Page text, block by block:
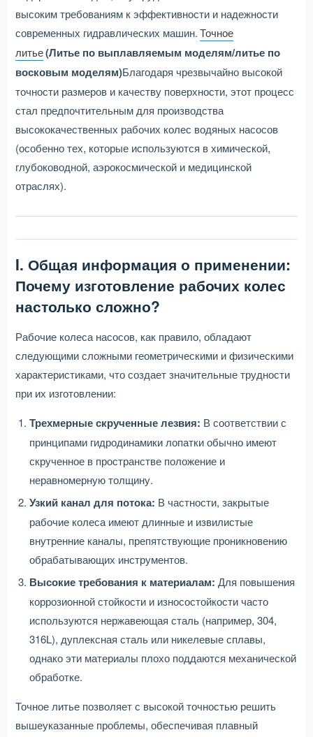
высоким требованиям к эффективности и надежности
современных гидравлических машин.Точное
литье(Литье по выплавляемым моделям/литье по
восковым моделям)Благодаря чрезвычайно высокой
точности размеров и качеству поверхности, этот процесс
стал предпочтительным для производства
высококачественных рабочих колес водяных насосов
(особенно тех, которые используются в химической,
глубоководной, аэрокосмической и медицинской
отраслях).
I. Общая информация о применении:
Почему изготовление рабочих колес
настолько сложно?
Рабочие колеса насосов, как правило, обладают
следующими сложными геометрическими и физическими
характеристиками, что создает значительные трудности
при их изготовлении:
Трехмерные скрученные лезвия: В соответствии с
принципами гидродинамики лопатки обычно имеют
скрученное в пространстве положение и
неравномерную толщину.
Узкий канал для потока: В частности, закрытые
рабочие колеса имеют длинные и извилистые
внутренние каналы, препятствующие проникновению
обрабатывающих инструментов.
Высокие требования к материалам: Для повышения
коррозионной стойкости и износостойкости часто
используются нержавеющая сталь (например, 304,
316L), дуплексная сталь или никелевые сплавы,
однако эти материалы плохо поддаются механической
обработке.
Точное литье позволяет с высокой точностью решить
вышеуказанные проблемы, обеспечивая плавный